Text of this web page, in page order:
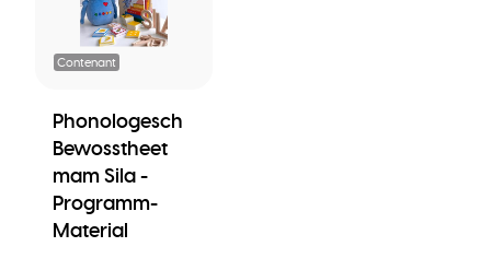
Contenant
Phonologesch
Bewosstheet
mam Sila -
Programm-
Material